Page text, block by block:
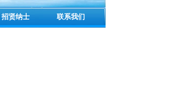
招贤纳士 联系我们